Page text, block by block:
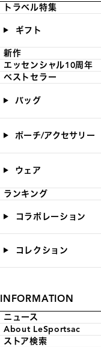
トラベル特集
ギフト
新作
エッセンシャル10周年
ベストセラー
バッグ
ポーチ/アクセサリー
ウェア
ランキング
コラボレーション
コレクション
INFORMATION
ニュース
About LeSportsac
ストア検索